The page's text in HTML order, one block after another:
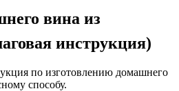
вина из
инструкция)
по изготовлению домашнего
способу.